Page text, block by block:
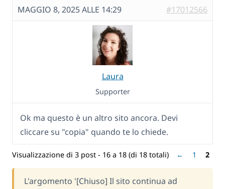
MAGGIO 8, 2025 ALLE 14:29 #17012566
Laura
Supporter
Ok ma questo è un altro sito ancora. Devi
cliccare su "copia" quando te lo chiede.
Visualizzazione di 3 post - 16 a 18 (di 18 totali) ← 1 2
L'argomento '[Chiuso] Il sito continua ad